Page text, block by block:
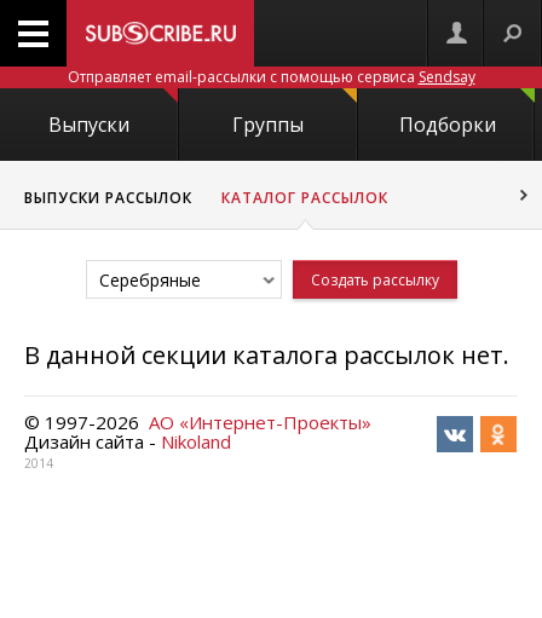
Отправляет email-рассылки с помощью сервиса Sendsay
Выпуски Группы Подборки
ВЫПУСКИ РАССЫЛОК КАТАЛОГ РАССЫЛОК
Серебряные Создать рассылку
В данной секции каталога рассылок нет.
© 1997-2026 АО «Интернет-Проекты»
Дизайн сайта - Nikoland
2014